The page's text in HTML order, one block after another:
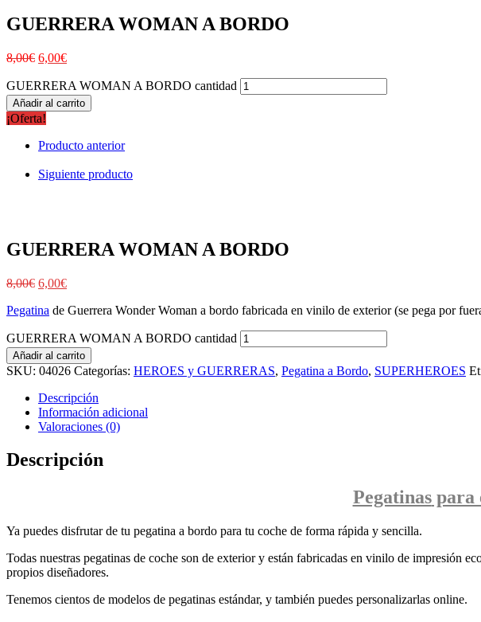
GUERRERA WOMAN A BORDO
8,00€ 6,00€
GUERRERA WOMAN A BORDO cantidad
Añadir al carrito
¡Oferta!
Producto anterior
Siguiente producto
GUERRERA WOMAN A BORDO
8,00€ 6,00€
Pegatina de Guerrera Wonder Woman a bordo fabricada en vinilo de exterior (se pega por
GUERRERA WOMAN A BORDO cantidad
Añadir al carrito
SKU: 04026 Categorías: HEROES y GUERRERAS, Pegatina a Bordo, SUPERHEROES
Descripción
Información adicional
Valoraciones (0)
Descripción
Pegatinaspara
Ya puedes disfrutar de tu pegatina a bordo para tu coche de forma rápida y sencilla.
Todas nuestras pegatinas de coche son de exterior y están fabricadas en vinilo de impresión
propios diseñadores.
Tenemos cientos de modelos de pegatinas estándar, y también puedes personalizarlas online.